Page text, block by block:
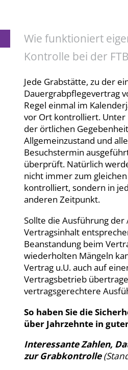
Wie funktioniert
Kontrolle bei der
Jede Grabstätte, zu der
Dauergrabpflegevertrag
Regel einmal im
vor Ort kontrolliert. Unter
der örtlichen
Allgemeinzustand und
Besuchstermin
überprüft. Natürlich
nicht immer zum
kontrolliert, sondern in
anderen Zeitpunkt.
Sollte die Ausführung
Vertragsinhalt
Beanstandung beim
wiederholten Mängeln
Vertrag u.U. auch auf
Vertragsbetrieb
vertragsgerechtere
So haben Sie die
über Jahrzehnte in
Interessante Zahlen,
zur Grabkontrolle